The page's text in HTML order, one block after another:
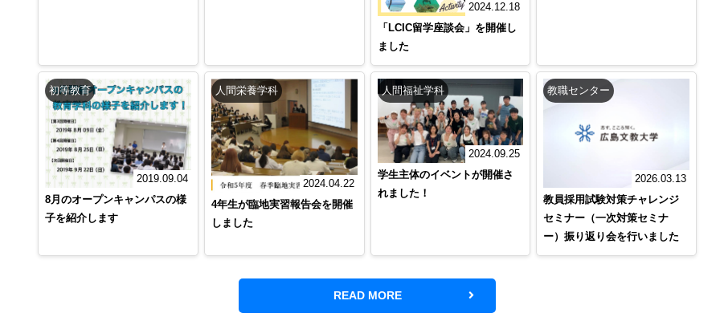
2024.12.18
「LCIC留学座談会」を開催し
ました
初等教育
2019.09.04
8月のオープンキャンパスの様
子を紹介します
人間栄養学科
2024.04.22
4年生が臨地実習報告会を開催
しました
人間福祉学科
2024.09.25
学生主体のイベントが開催さ
れました！
教職センター
2026.03.13
教員採用試験対策チャレンジ
セミナー（一次対策セミナ
ー）振り返り会を行いました
READ MORE